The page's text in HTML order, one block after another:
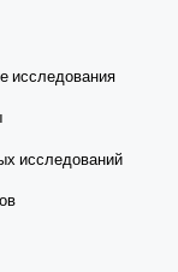
исследования
исследований